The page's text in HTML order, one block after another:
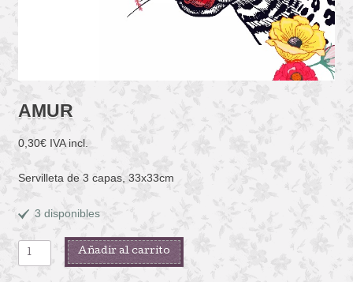
AMUR
0,30€ IVA incl.
Servilleta de 3 capas, 33x33cm
3 disponibles
AMUR
cantidad
Añadir al carrito